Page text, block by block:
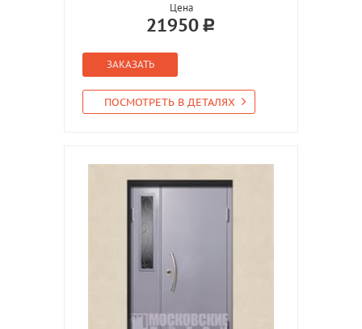
Цена
21950
ЗАКАЗАТЬ
ПОСМОТРЕТЬ В ДЕТАЛЯХ